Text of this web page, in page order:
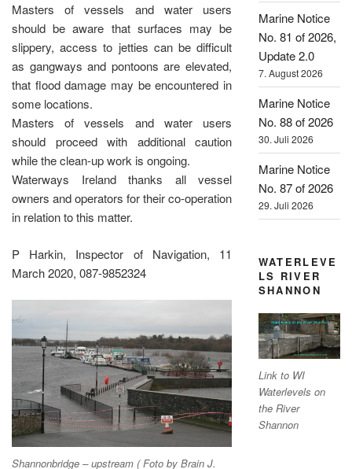
Masters of vessels and water users
should be aware that surfaces may be
slippery, access to jetties can be difficult
as gangways and pontoons are elevated,
that flood damage may be encountered in
some locations.
Masters of vessels and water users
should proceed with additional caution
while the clean-up work is ongoing.
Waterways Ireland thanks all vessel
owners and operators for their co-operation
in relation to this matter.
P Harkin, Inspector of Navigation, 11
March 2020, 087-9852324
Shannonbridge – upstream ( Foto by Brain J.
Marine Notice
No. 81 of 2026,
Update 2.0
7. August 2026
Marine Notice
No. 88 of 2026
30. Juli 2026
Marine Notice
No. 87 of 2026
29. Juli 2026
WATERLEVE
LS RIVER
SHANNON
Link to WI
Waterlevels on
the River
Shannon